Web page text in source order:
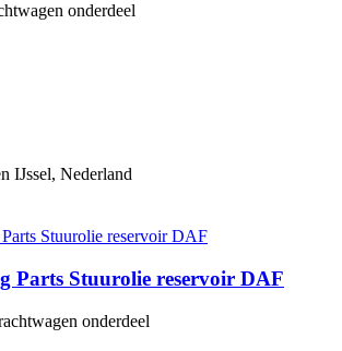
onderdeel
IJssel, Nederland
Parts Stuurolie reservoir DAF
onderdeel